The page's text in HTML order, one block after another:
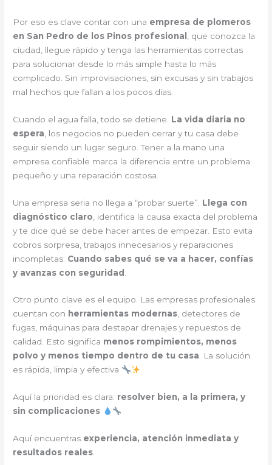
Por eso es clave contar con una empresa de plomeros
en San Pedro de los Pinos profesional
, que conozca la
ciudad, llegue rápido y tenga las herramientas correctas
para solucionar desde lo más simple hasta lo más
complicado. Sin improvisaciones, sin excusas y sin trabajos
mal hechos que fallan a los pocos días.
Cuando el agua falla, todo se detiene. La vida diaria no
espera , los negocios no pueden cerrar y tu casa debe
seguir siendo un lugar seguro. Tener a la mano una
empresa confiable marca la diferencia entre un problema
pequeño y una reparación costosa.
Una empresa seria no llega a “probar suerte”. Llega con
diagnóstico claro , identifica la causa exacta del problema
y te dice qué se debe hacer antes de empezar. Esto evita
cobros sorpresa, trabajos innecesarios y reparaciones
incompletas. Cuando sabes qué se va a hacer, confías
y avanzas con seguridad
Otro punto clave es el equipo. Las empresas profesionales
cuentan con herramientas modernas, detectores de
fugas, máquinas para destapar drenajes y repuestos de
calidad. Esto significa menos rompimientos, menos
polvo y menos tiempo dentro de tu casa. La solución
es rápida, limpia y efectiva
.
Aquí la prioridad es clara: resolver bien, a la primera, y
sin complicaciones
Aquí encuentras experiencia, atención inmediata y
resultados reales